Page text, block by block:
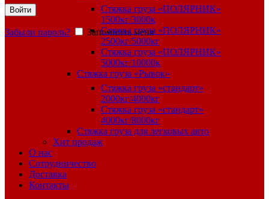
Войти
Забыли пароль? Запомнить меня
Стяжка груза «ПОЛЯРНИК»
1500кг/3000к
Стяжка груза «ПОЛЯРНИК»
2500кг/5000кг
Стяжка груза «ПОЛЯРНИК»
5000кг/10000к
Стяжка груза «Рывок»
Стяжка груза «стандарт»
2000кг/4000кг
Стяжка груза «стандарт»
4000кг/8000кг
Стяжка груза для легковых авто
Хит продаж
О нас
Сотрудничество
Доставка
Контакты